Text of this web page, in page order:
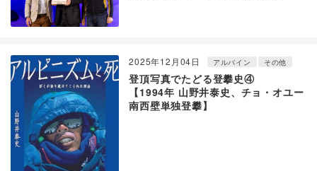
2025年12月04日 アルパイン その他
登頂写真でたどる登攀史④
【1994年 山野井泰史、チョ・オユー
南西壁単独登攀】